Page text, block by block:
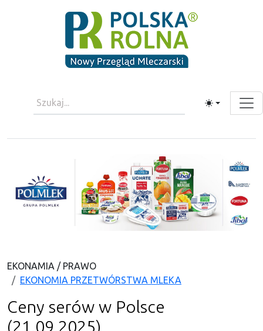
Toggle theme
EKONAMIA / PRAWO
EKONOMIA PRZETWÓRSTWA MLEKA
Ceny serów w Polsce
(21.09.2025)